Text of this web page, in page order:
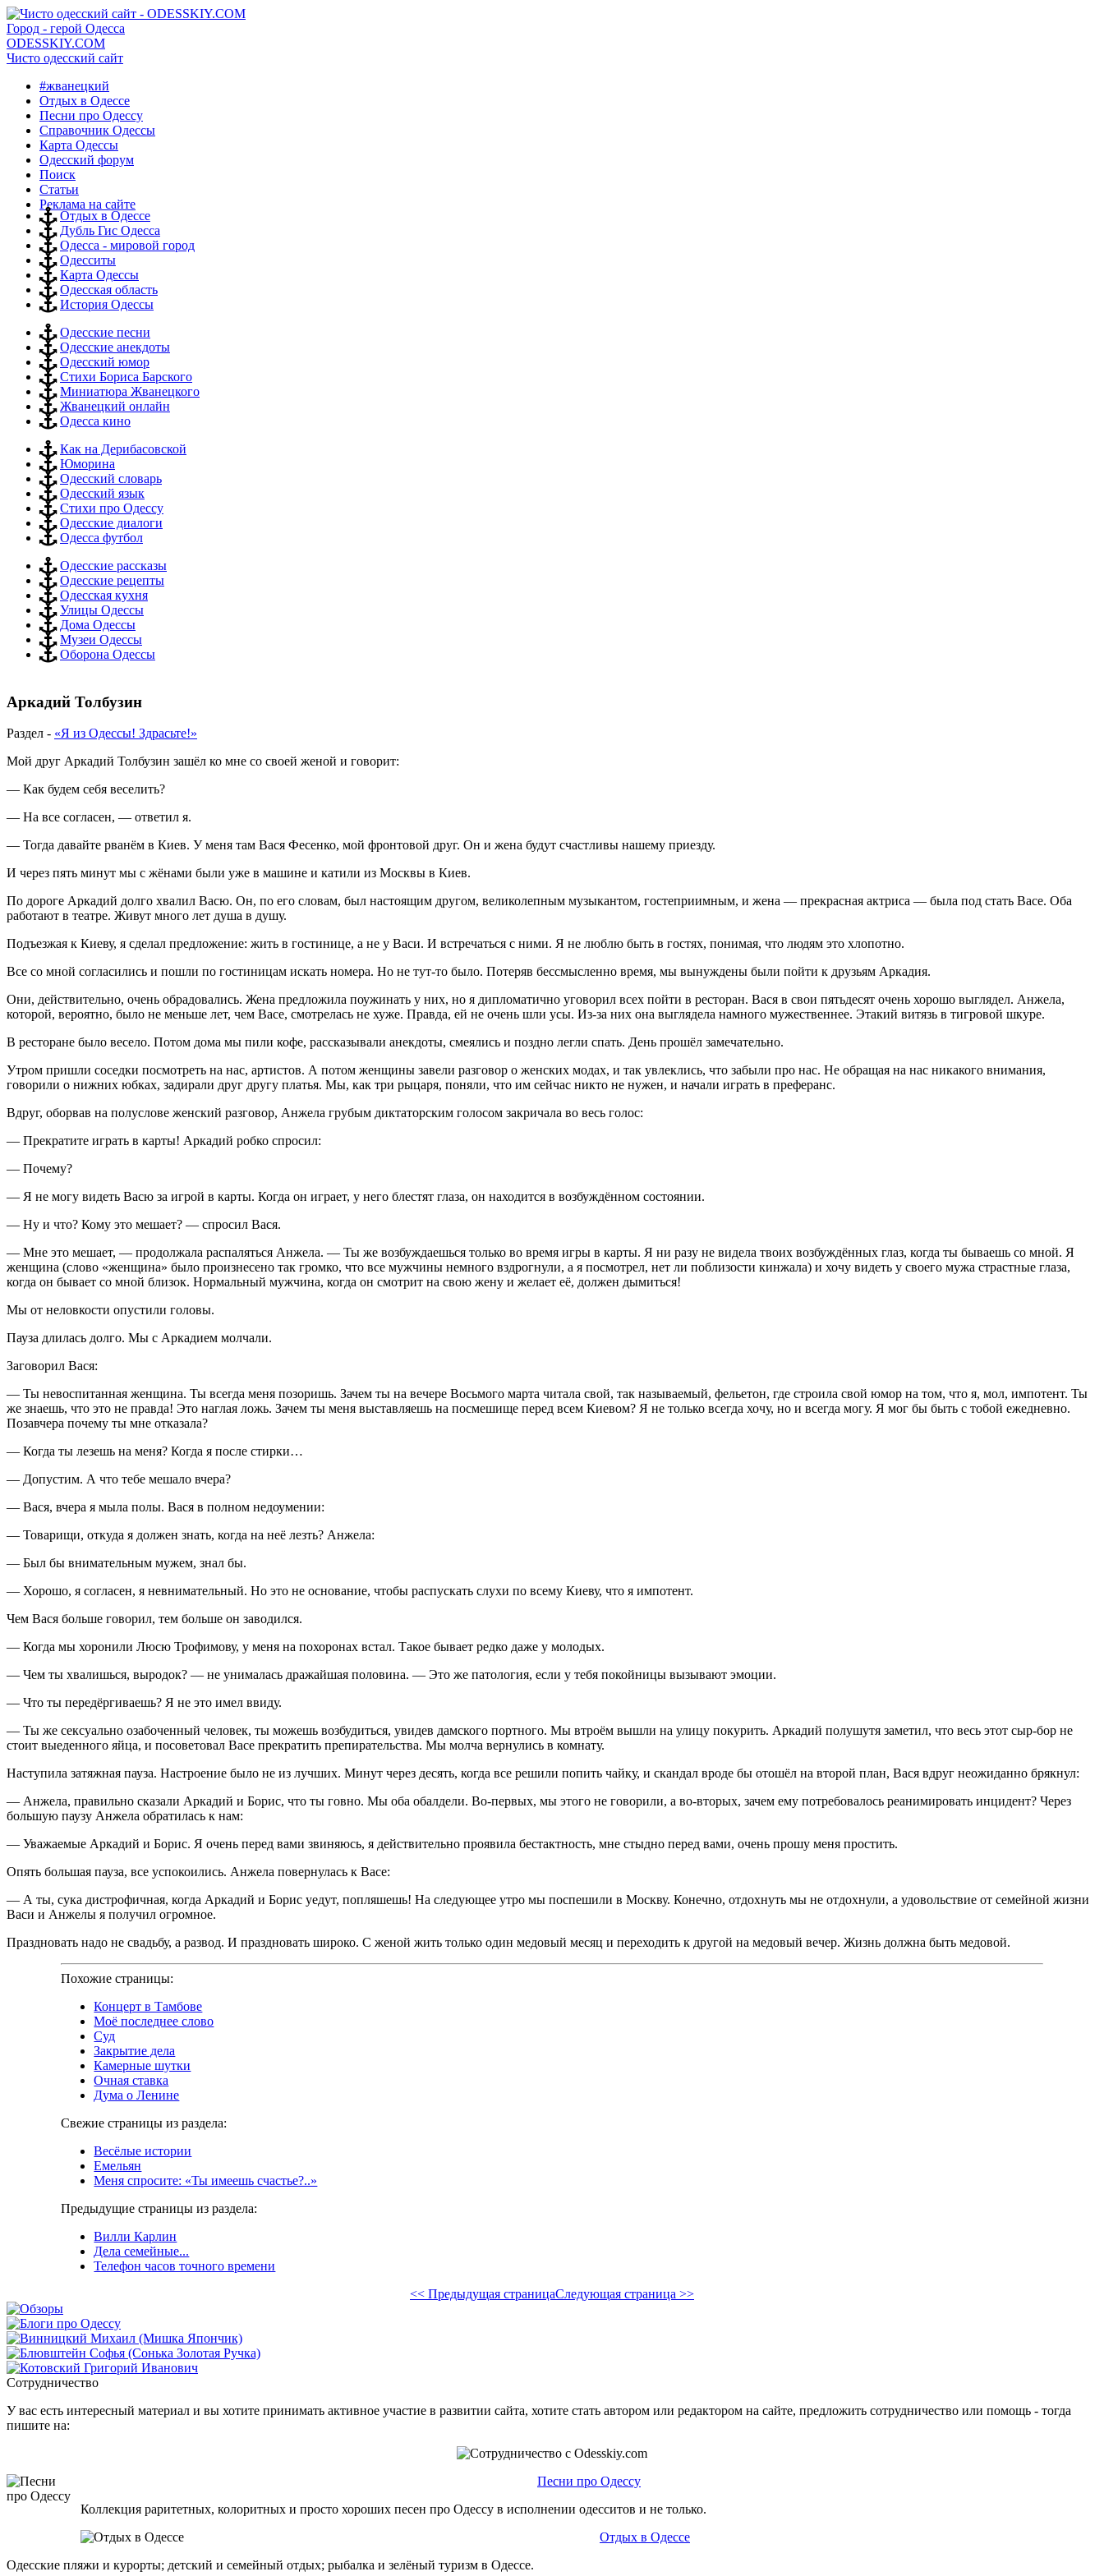
Город - герой Одесса
ODESSKIY.COM
Чисто одесский сайт
#жванецкий
Отдых в Одессе
Песни про Одессу
Справочник Одессы
Карта Одессы
Одесский форум
Поиск
Статьи
Реклама на сайте
Отдых в Одессе
Дубль Гис Одесса
Одесса - мировой город
Одесситы
Карта Одессы
Одесская область
История Одессы
Одесские песни
Одесские анекдоты
Одесский юмор
Стихи Бориса Барского
Миниатюра Жванецкого
Жванецкий онлайн
Одесса кино
Как на Дерибасовской
Юморина
Одесский словарь
Одесский язык
Стихи про Одессу
Одесские диалоги
Одесса футбол
Одесские рассказы
Одесские рецепты
Одесская кухня
Улицы Одессы
Дома Одессы
Музеи Одессы
Оборона Одессы
Аркадий Толбузин
Раздел - «Я из Одессы! Здрасьте!»
Мой друг Аркадий Толбузин зашёл ко мне со своей женой и говорит:
— Как будем себя веселить?
— На все согласен, — ответил я.
— Тогда давайте рванём в Киев. У меня там Вася Фесенко, мой фронтовой друг. Он и жена будут счастливы нашему приезду.
И через пять минут мы с жёнами были уже в машине и катили из Москвы в Киев.
По дороге Аркадий долго хвалил Васю. Он, по его словам, был настоящим другом, великолепным музыкантом, гостеприимным, и жена — прекрасная актриса — была под стать Васе. Оба
работают в театре. Живут много лет душа в душу.
Подъезжая к Киеву, я сделал предложение: жить в гостинице, а не у Васи. И встречаться с ними. Я не люблю быть в гостях, понимая, что людям это хлопотно.
Все со мной согласились и пошли по гостиницам искать номера. Но не тут-то было. Потеряв бессмысленно время, мы вынуждены были пойти к друзьям Аркадия.
Они, действительно, очень обрадовались. Жена предложила поужинать у них, но я дипломатично уговорил всех пойти в ресторан. Вася в свои пятьдесят очень хорошо выглядел. Анжела,
которой, вероятно, было не меньше лет, чем Васе, смотрелась не хуже. Правда, ей не очень шли усы. Из-за них она выглядела намного мужественнее. Этакий витязь в тигровой шкуре.
В ресторане было весело. Потом дома мы пили кофе, рассказывали анекдоты, смеялись и поздно легли спать. День прошёл замечательно.
Утром пришли соседки посмотреть на нас, артистов. А потом женщины завели разговор о женских модах, и так увлеклись, что забыли про нас. Не обращая на нас никакого внимания,
говорили о нижних юбках, задирали друг другу платья. Мы, как три рыцаря, поняли, что им сейчас никто не нужен, и начали играть в преферанс.
Вдруг, оборвав на полуслове женский разговор, Анжела грубым диктаторским голосом закричала во весь голос:
— Прекратите играть в карты! Аркадий робко спросил:
— Почему?
— Я не могу видеть Васю за игрой в карты. Когда он играет, у него блестят глаза, он находится в возбуждённом состоянии.
— Ну и что? Кому это мешает? — спросил Вася.
— Мне это мешает, — продолжала распаляться Анжела. — Ты же возбуждаешься только во время игры в карты. Я ни разу не видела твоих возбуждённых глаз, когда ты бываешь со мной. Я
женщина (слово «женщина» было произнесено так громко, что все мужчины немного вздрогнули, а я посмотрел, нет ли поблизости кинжала) и хочу видеть у своего мужа страстные глаза,
когда он бывает со мной близок. Нормальный мужчина, когда он смотрит на свою жену и желает её, должен дымиться!
Мы от неловкости опустили головы.
Пауза длилась долго. Мы с Аркадием молчали.
Заговорил Вася:
— Ты невоспитанная женщина. Ты всегда меня позоришь. Зачем ты на вечере Восьмого марта читала свой, так называемый, фельетон, где строила свой юмор на том, что я, мол, импотент. Ты
же знаешь, что это не правда! Это наглая ложь. Зачем ты меня выставляешь на посмешище перед всем Киевом? Я не только всегда хочу, но и всегда могу. Я мог бы быть с тобой ежедневно.
Позавчера почему ты мне отказала?
— Когда ты лезешь на меня? Когда я после стирки…
— Допустим. А что тебе мешало вчера?
— Вася, вчера я мыла полы. Вася в полном недоумении:
— Товарищи, откуда я должен знать, когда на неё лезть? Анжела:
— Был бы внимательным мужем, знал бы.
— Хорошо, я согласен, я невнимательный. Но это не основание, чтобы распускать слухи по всему Киеву, что я импотент.
Чем Вася больше говорил, тем больше он заводился.
— Когда мы хоронили Люсю Трофимову, у меня на похоронах встал. Такое бывает редко даже у молодых.
— Чем ты хвалишься, выродок? — не унималась дражайшая половина. — Это же патология, если у тебя покойницы вызывают эмоции.
— Что ты передёргиваешь? Я не это имел ввиду.
— Ты же сексуально озабоченный человек, ты можешь возбудиться, увидев дамского портного. Мы втроём вышли на улицу покурить. Аркадий полушутя заметил, что весь этот сыр-бор не
стоит выеденного яйца, и посоветовал Васе прекратить препирательства. Мы молча вернулись в комнату.
Наступила затяжная пауза. Настроение было не из лучших. Минут через десять, когда все решили попить чайку, и скандал вроде бы отошёл на второй план, Вася вдруг неожиданно брякнул:
— Анжела, правильно сказали Аркадий и Борис, что ты говно. Мы оба обалдели. Во-первых, мы этого не говорили, а во-вторых, зачем ему потребовалось реанимировать инцидент? Через
большую паузу Анжела обратилась к нам:
— Уважаемые Аркадий и Борис. Я очень перед вами звиняюсь, я действительно проявила бестактность, мне стыдно перед вами, очень прошу меня простить.
Опять большая пауза, все успокоились. Анжела повернулась к Васе:
— А ты, сука дистрофичная, когда Аркадий и Борис уедут, попляшешь! На следующее утро мы поспешили в Москву. Конечно, отдохнуть мы не отдохнули, а удовольствие от семейной жизни
Васи и Анжелы я получил огромное.
Праздновать надо не свадьбу, а развод. И праздновать широко. С женой жить только один медовый месяц и переходить к другой на медовый вечер. Жизнь должна быть медовой.
Похожие страницы:
Концерт в Тамбове
Моё последнее слово
Суд
Закрытие дела
Камерные шутки
Очная ставка
Дума о Ленине
Свежие страницы из раздела:
Весёлые истории
Емельян
Меня спросите: «Ты имеешь счастье?..»
Предыдущие страницы из раздела:
Вилли Карлин
Дела семейные...
Телефон часов точного времени
<< Предыдущая страницаСледующая страница >>
Сотрудничество
У вас есть интересный материал и вы хотите принимать активное участие в развитии сайта, хотите стать автором или редактором на сайте, предложить сотрудничество или помощь - тогда
пишите на:
Песни про Одессу
Коллекция раритетных, колоритных и просто хороших песен про Одессу в исполнении одесситов и не только.
Отдых в Одессе
Одесские пляжи и курорты; детский и семейный отдых; рыбалка и зелёный туризм в Одессе.